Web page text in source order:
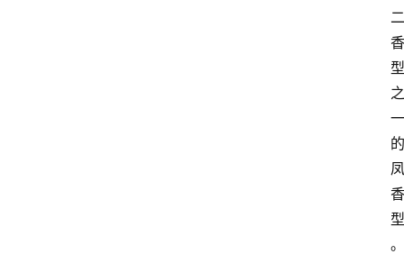
二
香
型
之
一
的
凤
香
型
。